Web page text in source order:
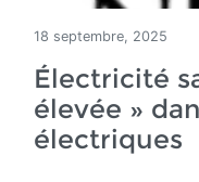
18 septembre, 2025
Électricité
élevée »
électriques